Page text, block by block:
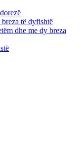
të dyfishtë
dhe me dy breza